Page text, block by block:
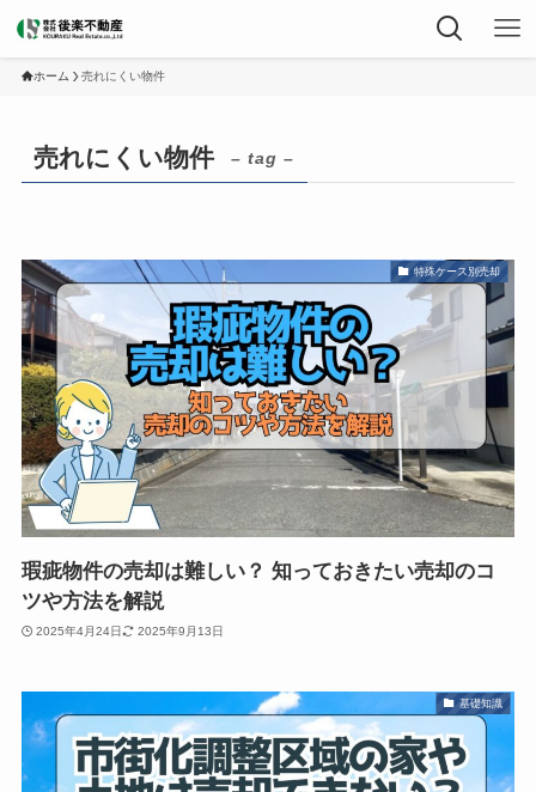
ホーム 売れにくい物件
売れにくい物件 – tag –
特殊ケース別売却
瑕疵物件の売却は難しい？ 知っておきたい売却のコ
ツや方法を解説
2025年4月24日 2025年9月13日
基礎知識